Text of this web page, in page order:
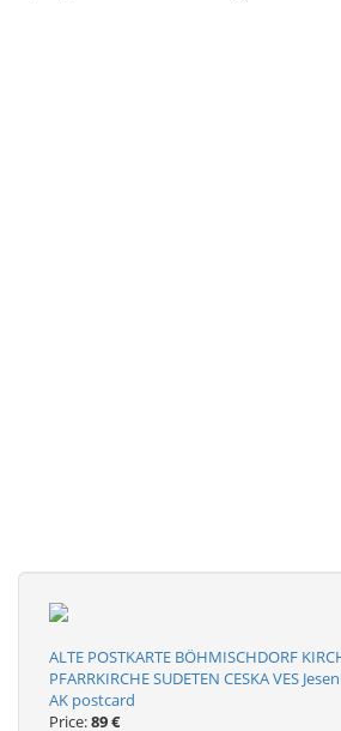
ALTE POSTKARTE BÖHMISCHDORF
PFARRKIRCHE SUDETEN CESKA VES
AK postcard
Price:89 €